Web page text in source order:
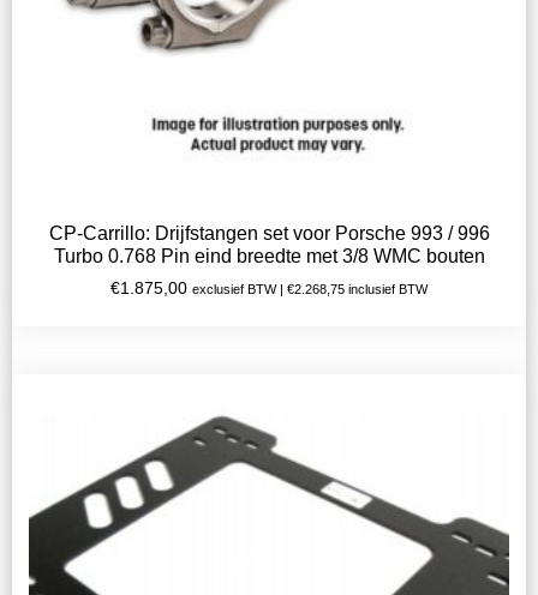
CP-Carrillo: Drijfstangen set voor Porsche 993 / 996
Turbo 0.768 Pin eind breedte met 3/8 WMC bouten
€1.875,00 exclusief BTW | €2.268,75 inclusief BTW